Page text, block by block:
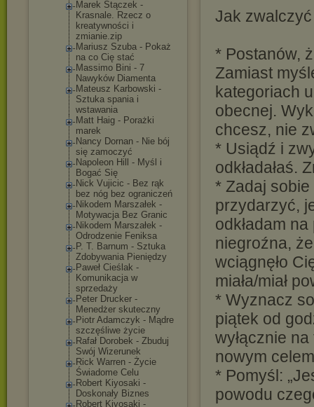
Marek Stączek -
Krasnale. Rzecz o
kreatywności i
zmianie.zip
Mariusz Szuba - Pokaż
na co Cię stać
Massimo Bini - 7
Nawyków Diamenta
Mateusz Karbowski -
Sztuka spania i
wstawania
Matt Haig - Porażki
marek
Nancy Dornan - Nie bój
się zamoczyć
Napoleon Hill - Myśl i
Bogać Się
Nick Vujicic - Bez rąk
bez nóg bez ograniczeń
Nikodem Marszałek -
Motywacja Bez Granic
Nikodem Marszałek -
Odrodzenie Feniksa
P. T. Barnum - Sztuka
Zdobywania Pieniędzy
Paweł Cieślak -
Komunikacja w
sprzedaży
Peter Drucker -
Menedżer skuteczny
Piotr Adamczyk - Mądre
szczęśliwe życie
Rafał Dorobek - Zbuduj
Swój Wizerunek
Rick Warren - Życie
Świadome Celu
Robert Kiyosaki -
Doskonały Biznes
Robert Kiyosaki -
Jak zwalczyć
* Postanów,
Zamiast
kategoriach
obecnej.
chcesz, nie
* Usiądź i
odkładałaś.
* Zadaj
przydarzyć,
odkładam
niegroźna,
wciągnęło
miała/miał
* Wyznacz
piątek od
wyłącznie
nowym
* Pomyśl:
powodu